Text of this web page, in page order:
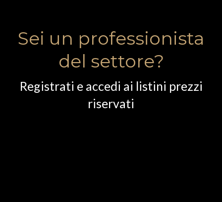
Sei un professionista
del settore?
Registrati e accedi ai listini prezzi
riservati